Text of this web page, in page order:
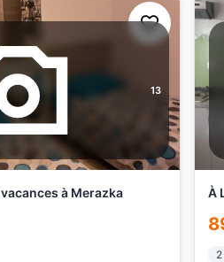
13
à Merazka
À
2